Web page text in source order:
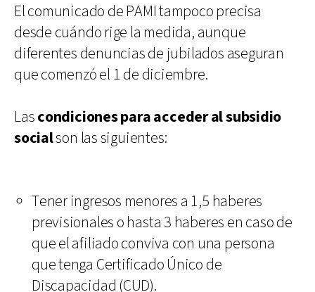
El comunicado de PAMI tampoco precisa
desde cuándo rige la medida, aunque
diferentes denuncias de jubilados aseguran
que comenzó el 1 de diciembre.
Lascondiciones para acceder al subsidio
socialson las siguientes:
Tener ingresos menores a 1,5 haberes
previsionales o hasta 3 haberes en caso de
que el afiliado conviva con una persona
que tenga Certificado Único de
Discapacidad (CUD).